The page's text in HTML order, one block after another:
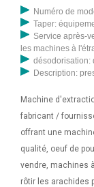
Numéro de
Taper:
Service après-
les machines à
désodorisation:
Description:
Machine
fabricant /
offrant une
qualité, oeuf de
vendre, machines
rôtir les arachides